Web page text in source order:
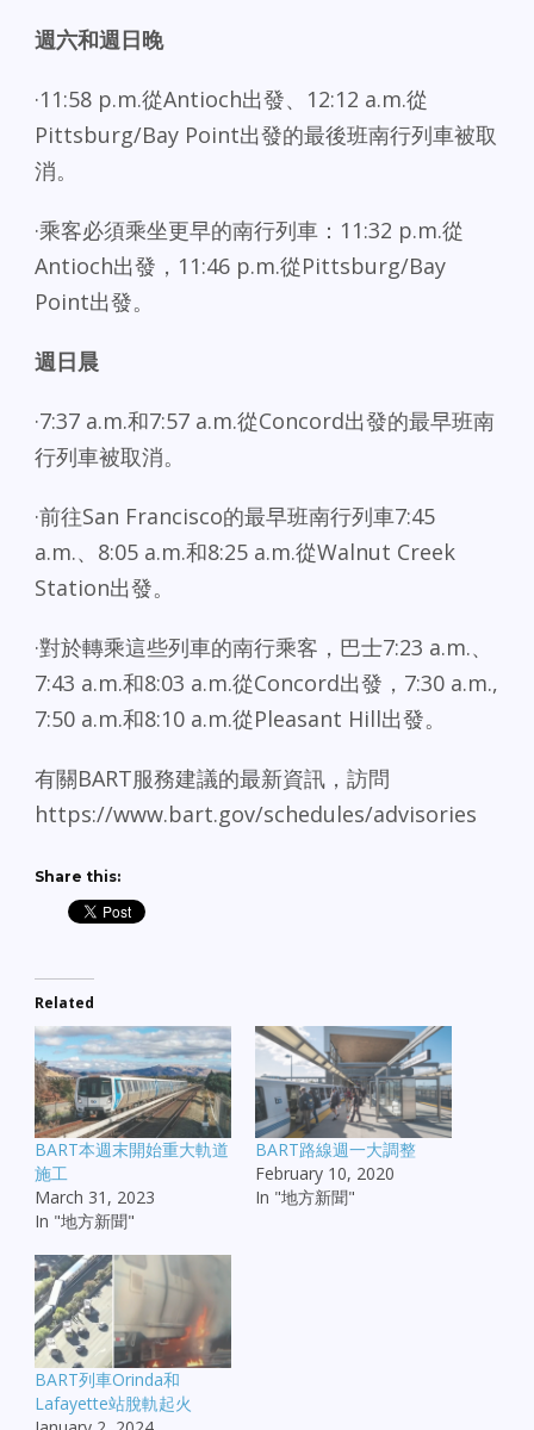
週六和週日晚
·11:58 p.m.從Antioch出發、12:12 a.m.從
Pittsburg/Bay Point出發的最後班南行列車被取
消。
·乘客必須乘坐更早的南行列車：11:32 p.m.從
Antioch出發，11:46 p.m.從Pittsburg/Bay
Point出發。
週日晨
·7:37 a.m.和7:57 a.m.從Concord出發的最早班南
行列車被取消。
·前往San Francisco的最早班南行列車7:45
a.m.、8:05 a.m.和8:25 a.m.從Walnut Creek
Station出發。
·對於轉乘這些列車的南行乘客，巴士7:23 a.m.、
7:43 a.m.和8:03 a.m.從Concord出發，7:30 a.m.,
7:50 a.m.和8:10 a.m.從Pleasant Hill出發。
有關BART服務建議的最新資訊，訪問
https://www.bart.gov/schedules/advisories
Share this:
Related
BART本週末開始重大軌道
施工
March 31, 2023
In "地方新聞"
BART路線週一大調整
February 10, 2020
In "地方新聞"
BART列車Orinda和
Lafayette站脫軌起火